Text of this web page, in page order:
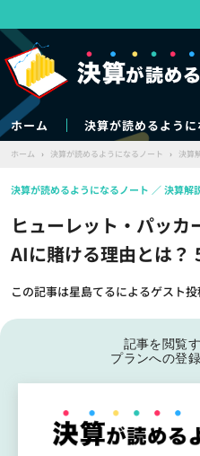
ホーム 決算が読めるよう
ホーム › 決算が読めるようになるノート › 決算
ヒューレット・パッカ
AIに賭ける理由とは？
この記事は星島てるによるゲスト投
決算が読めるようになるノート 決算解
記事を閲覧
プランへの登